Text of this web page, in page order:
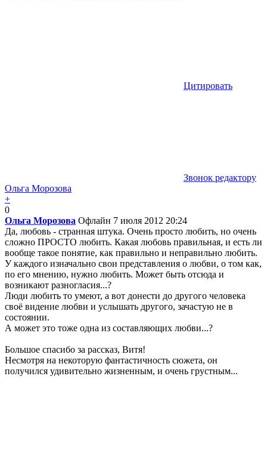
Цитировать
Звонок редактору
Ольга Морозова
+
0
Ольга Морозова Офлайн 7 июля 2012 20:24
Да, любовь - странная штука. Очень просто любить, но очень
сложно ПРОСТО любить. Какая любовь правильная, и есть ли
вообще такое понятие, как правильно и неправильно любить.
У каждого изначально свои представления о любви, о том как,
по его мнению, нужно любить. Может быть отсюда и
возникают разногласия...?
Люди любить то умеют, а вот донести до другого человека
своё видение любви и услышать другого, зачастую не в
состоянии.
А может это тоже одна из составляющих любви...?
Большое спасибо за рассказ, Витя!
Несмотря на некоторую фантастичность сюжета, он
получился удивительно жизненным, и очень грустным...